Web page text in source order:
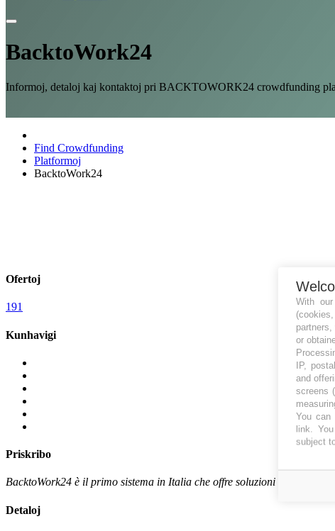
BacktoWork24
Informoj, detaloj kaj kontaktoj pri BACKTOWORK24 crowdfunding
Find Crowdfunding
Platformoj
BacktoWork24
Ofertoj
191
Kunhavigi
Priskribo
BacktoWork24 è il primo sistema in Italia che offre soluzioni innovative
Detaloj
With our
or
IP,
and
screens
You can
link.
subject